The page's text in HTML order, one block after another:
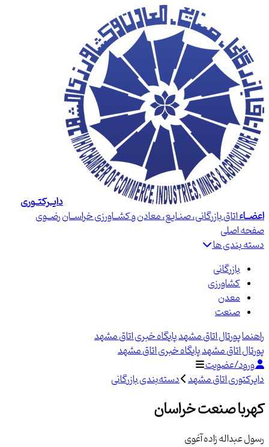
دایــرکتــوری
اعضــاءاتاق بازرگانی، صنـایع، معادن و کشــاورزی خراســان رضــوی
صفحه اصلی
دسته بندی ها
بازرگانی
کشاورزی
معدن
صنعت
راهنماپورتال اتاق مشهدپایگاه خبری اتاق مشهد
پورتال اتاق مشهدپایگاه خبری اتاق مشهد
ورود/عضویت
دایرکتوری اتاق مشهد دسته‌بندی بازرگانی
کهربا صنعت خراسان
رسول عبداله زاده آغوی